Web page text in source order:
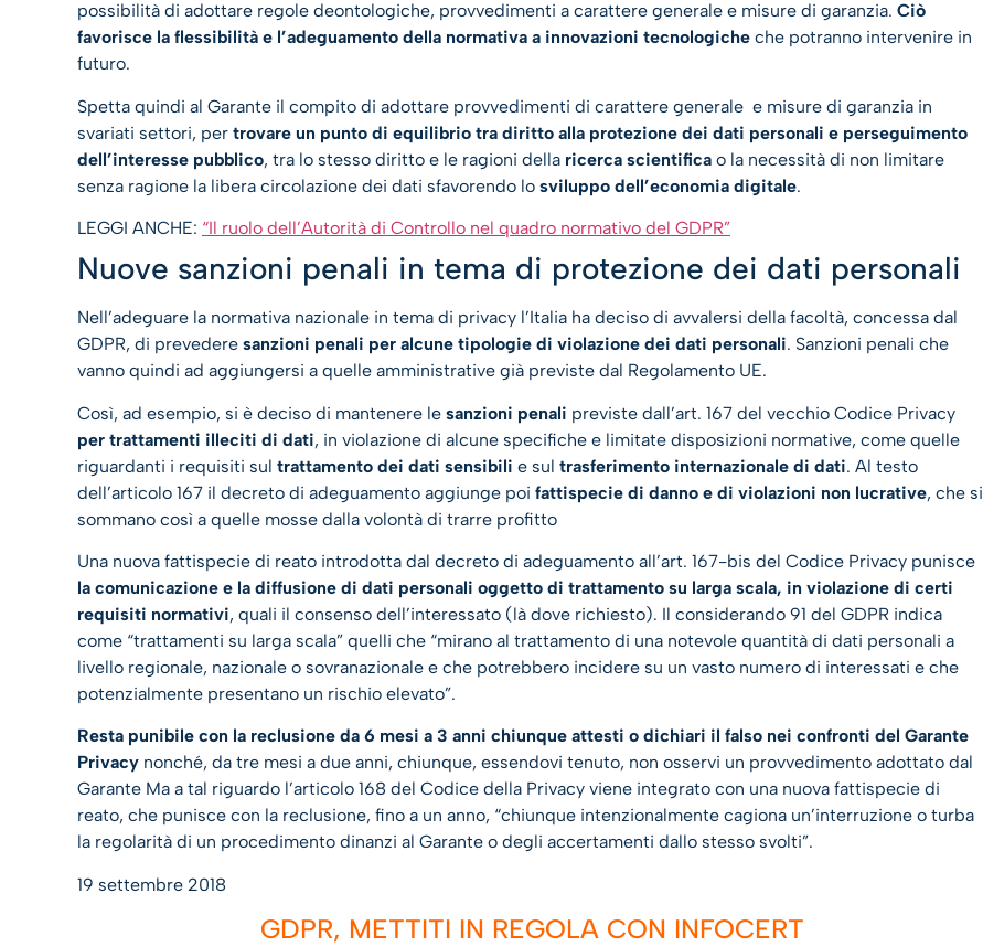
possibilità di adottare regole deontologiche, provvedimenti a carattere generale e misure di garanzia. Ciò
favorisce la flessibilità e l’adeguamento della normativa a innovazioni tecnologiche che potranno intervenire in
futuro.
Spetta quindi al Garante il compito di adottare provvedimenti di carattere generale e misure di garanzia in
svariati settori, per trovare un punto di equilibrio tra diritto alla protezione dei dati personali e perseguimento
dell’interesse pubblico, tra lo stesso diritto e le ragioni della ricerca scientifica o la necessità di non limitare
senza ragione la libera circolazione dei dati sfavorendo lo sviluppo dell’economia digitale.
LEGGI ANCHE: “Il ruolo dell’Autorità di Controllo nel quadro normativo del GDPR”
Nuove sanzioni penali in tema di protezione dei dati personali
Nell’adeguare la normativa nazionale in tema di privacy l’Italia ha deciso di avvalersi della facoltà, concessa dal
GDPR, di prevedere sanzioni penali per alcune tipologie di violazione dei dati personali. Sanzioni penali che
vanno quindi ad aggiungersi a quelle amministrative già previste dal Regolamento UE.
Così, ad esempio, si è deciso di mantenere le sanzioni penali previste dall’art. 167 del vecchio Codice Privacy
per trattamenti illeciti di dati, in violazione di alcune specifiche e limitate disposizioni normative, come quelle
riguardanti i requisiti sul trattamento dei dati sensibili e sul trasferimento internazionale di dati. Al testo
dell’articolo 167 il decreto di adeguamento aggiunge poi fattispecie di danno e di violazioni non lucrative, che si
sommano così a quelle mosse dalla volontà di trarre profitto
Una nuova fattispecie di reato introdotta dal decreto di adeguamento all’art. 167-bis del Codice Privacy punisce
la comunicazione e la diffusione di dati personali oggetto di trattamento su larga scala, in violazione di certi
requisiti normativi, quali il consenso dell’interessato (là dove richiesto). Il considerando 91 del GDPR indica
come “trattamenti su larga scala” quelli che “mirano al trattamento di una notevole quantità di dati personali a
livello regionale, nazionale o sovranazionale e che potrebbero incidere su un vasto numero di interessati e che
potenzialmente presentano un rischio elevato”.
Resta punibile con la reclusione da 6 mesi a 3 anni chiunque attesti o dichiari il falso nei confronti del Garante
Privacy nonché, da tre mesi a due anni, chiunque, essendovi tenuto, non osservi un provvedimento adottato dal
Garante Ma a tal riguardo l’articolo 168 del Codice della Privacy viene integrato con una nuova fattispecie di
reato, che punisce con la reclusione, fino a un anno, “chiunque intenzionalmente cagiona un’interruzione o turba
la regolarità di un procedimento dinanzi al Garante o degli accertamenti dallo stesso svolti”.
19 settembre 2018
GDPR, METTITI IN REGOLA CON INFOCERT